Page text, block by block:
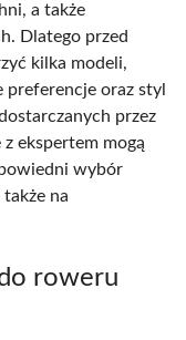
a także
Dlatego przed
kilka modeli,
oraz styl
przez
ekspertem mogą
wybór
na
roweru